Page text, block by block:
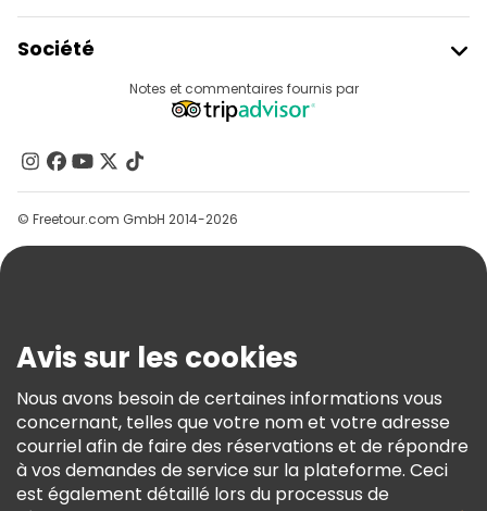
Connexion Du Fournisseur
Programme D’affiliation
Société
Contactez-Nous
Groupes
Aide
Conditions Générales Et Mentions Légales
Politique En Matière De Cookies
Freetour Prix
Programme De Fidélité
Notes et commentaires fournis par
© Freetour.com GmbH 2014-2026
Avis sur les cookies
Nous avons besoin de certaines informations vous
concernant, telles que votre nom et votre adresse
courriel afin de faire des réservations et de répondre
à vos demandes de service sur la plateforme. Ceci
est également détaillé lors du processus de